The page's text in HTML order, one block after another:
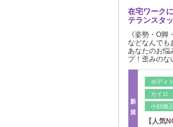
在宅ワーク
テランスタ
《姿勢・O
などなんでも
あなたのお悩
プ！歪みの
新
規
ボディ
カイロ
小顔矯正
【人気